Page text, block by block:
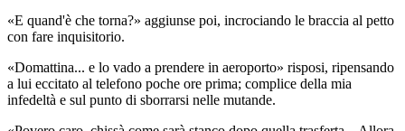
«E quand'è che torna?» aggiunse poi, incrociando le braccia al petto
con fare inquisitorio.
«Domattina... e lo vado a prendere in aeroporto» risposi, ripensando
a lui eccitato al telefono poche ore prima; complice della mia
infedeltà e sul punto di sborrarsi nelle mutande.